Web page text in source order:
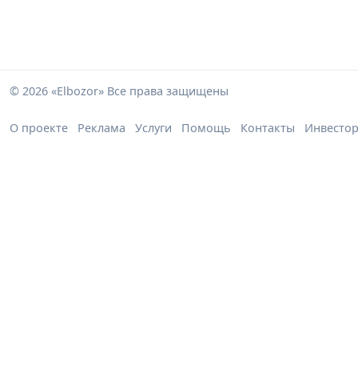
© 2026 «Elbozor» Все права защищены
О проекте Реклама Услуги Помощь Контакты